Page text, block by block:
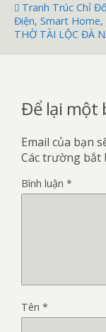
Tranh Trúc Chỉ
Điện, Smart Home,
THỜ TÀI LỘC ĐÀ
Để lại một
Email của bạn
Các trường bắt
Bình luận *
Tên *